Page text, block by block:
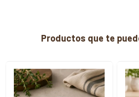
Productos que te